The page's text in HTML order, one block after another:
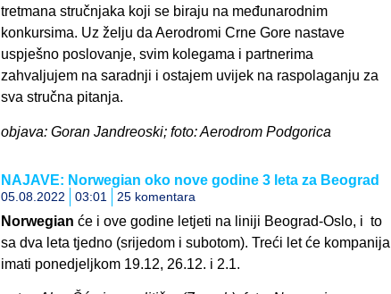
tretmana stručnjaka koji se biraju na međunarodnim
konkursima. Uz želju da Aerodromi Crne Gore nastave
uspješno poslovanje, svim kolegama i partnerima
zahvaljujem na saradnji i ostajem uvijek na raspolaganju za
sva stručna pitanja.
objava: Goran Jandreoski; foto: Aerodrom Podgorica
NAJAVE: Norwegian oko nove godine 3 leta za Beograd
05.08.2022 03:01 25 komentara
Norwegian će i ove godine letjeti na liniji Beograd-Oslo, i to
sa dva leta tjedno (srijedom i subotom). Treći let će kompanija
imati ponedjeljkom 19.12, 26.12. i 2.1.